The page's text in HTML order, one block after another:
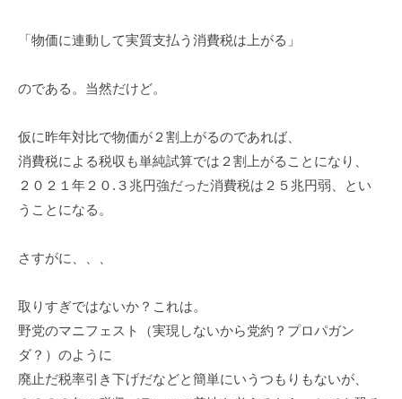
「物価に連動して実質支払う消費税は上がる」
のである。当然だけど。
仮に昨年対比で物価が２割上がるのであれば、
消費税による税収も単純試算では２割上がることになり、
２０２１年２０.３兆円強だった消費税は２５兆円弱、とい
うことになる。
さすがに、、、
取りすぎではないか？これは。
野党のマニフェスト（実現しないから党約？プロパガン
ダ？）のように
廃止だ税率引き下げだなどと簡単にいうつもりもないが、